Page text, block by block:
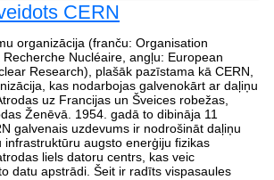
CERN
organizācija (franču: Organisation
Nucléaire, angļu: European
Research), plašāk pazīstama kā CERN,
kas nodarbojas galvenokārt ar daļiņu
uz Francijas un Šveices robežas,
Ženēvā. 1954. gadā to dibināja 11
galvenais uzdevums ir nodrošināt daļiņu
infrastruktūru augsto enerģiju fizikas
liels datoru centrs, kas veic
datu apstrādi. Šeit ir radīts vispasaules